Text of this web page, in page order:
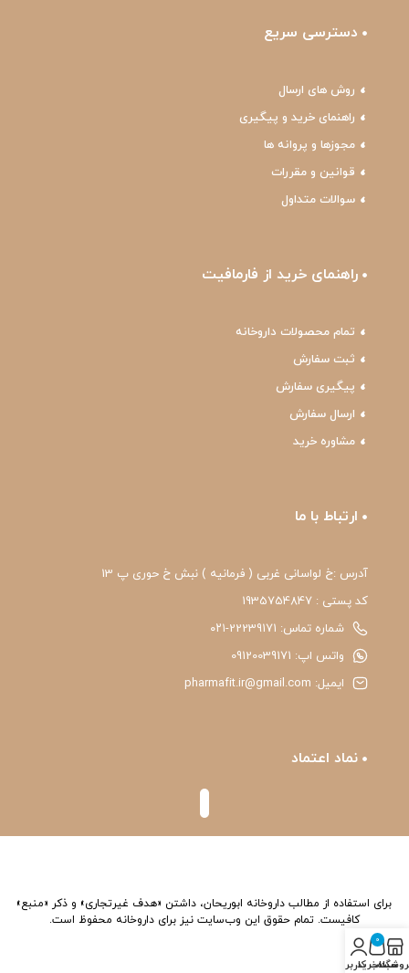
دسترسی سریع
روش های ارسال
راهنمای خرید و پیگیری
مجوزها و پروانه ها
قوانین و مقررات
سوالات متداول
راهنمای خرید از فارمافیت
تمام محصولات داروخانه
ثبت سفارش
پیگیری سفارش
ارسال سفارش
مشاوره خرید
ارتباط با ما
آدرس :خ لواسانی غربی ( فرمانیه ) نبش خ حوری پ 13
کد پستی : 1935754847
شماره تماس: 22239171-۰۲۱
واتس اپ: 09120039171
ایمیل: pharmafit.ir@gmail.com
نماد اعتماد
برای استفاده از مطالب داروخانه ابوریحان، داشتن «هدف غیرتجاری» و ذکر «منبع»
کافیست. تمام حقوق اين وب‌سايت نیز برای داروخانه محفوظ است.
0
سبد خرید
حساب کاربری من